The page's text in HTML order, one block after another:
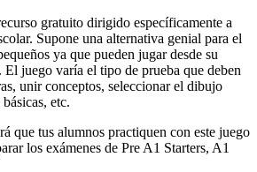
gratuito dirigido específicamente a
Supone una alternativa genial para el
ya que pueden jugar desde su
El juego varía el tipo de prueba que deben
unir conceptos, seleccionar el dibujo
etc.
que tus alumnos practiquen con este juego
los exámenes de Pre A1 Starters, A1